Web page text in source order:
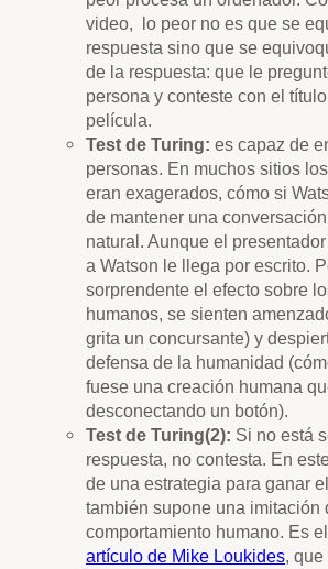
video, lo peor no es que se
respuesta sino que se
de la respuesta: que le
persona y conteste con el
película.
Test de Turing: es capaz de
personas. En muchos sitios
eran exagerados, cómo si
de mantener una
natural. Aunque el
a Watson le llega por escrito.
sorprendente el efecto sobre
humanos, se sienten
grita un concursante) y
defensa de la humanidad
fuese una creación humana
desconectando un botón).
Test de Turing(2): Si no está
respuesta, no contesta. En
de una estrategia para ganar
también supone una imitación
comportamiento humano. Es
artículo de Mike Loukides, que